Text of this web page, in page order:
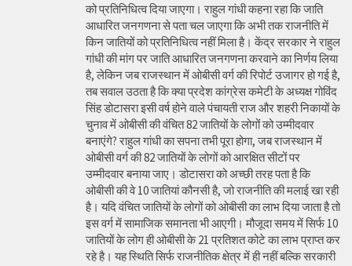
को प्रतिनिधित्व दिया जाएगा। राहुल गांधी कहना रहा कि जाति
आधारित जनगणना से पता चल जाएगा कि अभी तक राजनीति में
किन जातियों को प्रतिनिधित्व नहीं मिला है। केंद्र सरकार ने राहुल
गांधी की मांग पर जाति आधारित जनगणना करवाने का निर्णय लिया
है, लेकिन जब राजस्थान में ओबीसी वर्ग की रिपोर्ट उजागर हो गई है,
तब सवाल उठता है कि क्या प्रदेश कांग्रेस कमेटी के अध्यक्ष गोविंद
सिंह डोटासरा इसी वर्ष होने वाले पंचायती राज और शहरी निकायों के
चुनाव में ओबीसी की वंचित 82 जातियों के लोगों को उम्मीदवार
बनाएंगे? राहुल गांधी का सपना तभी पूरा होगा, जब राजस्थान में
ओबीसी वर्ग की 82 जातियों के लोगों को आरक्षित सीटों पर
उम्मीदवार बनाया जाए। डोटासरा को अच्छी तरह पता है कि
ओबीसी की वे 10 जातियां कौनसी है, जो राजनीति की मलाई खा रही
है। यदि वंचित जातियों के लोगों को ओबीसी का लाभ दिया जाता है तो
इस वर्ग में सामाजिक समानता भी आएगी। मौजूदा समय में सिर्फ 10
जातियों के लोग ही ओबीसी के 21 प्रतिशत कोटे का लाभ प्राप्त कर
रहे है। यह स्थिति सिर्फ राजनीतिक क्षेत्र में ही नहीं बल्कि सरकारी